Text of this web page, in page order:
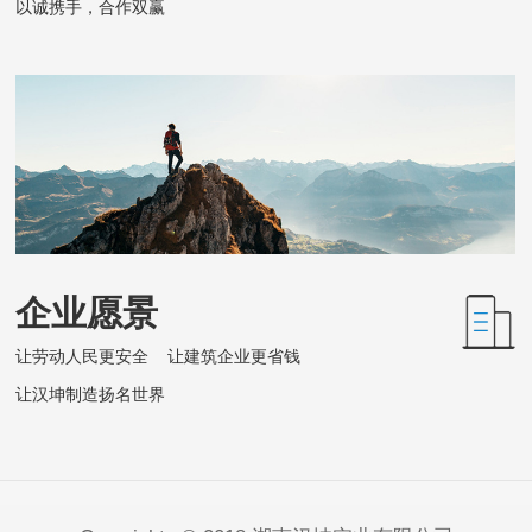
以诚携手，合作双赢
企业愿景
让劳动人民更安全 让建筑企业更省钱
让汉坤制造扬名世界